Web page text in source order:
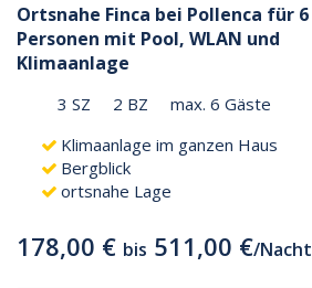
Ortsnahe Finca bei Pollenca für 6
Personen mit Pool, WLAN und
Klimaanlage
3 SZ 2 BZ
max. 6 Gäste
Klimaanlage im ganzen Haus
Bergblick
ortsnahe Lage
178,00 € bis 511,00 €/Nacht